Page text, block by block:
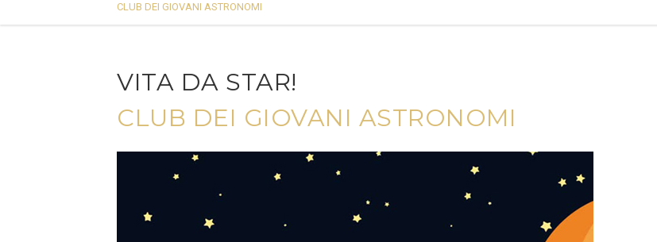
CLUB DEI GIOVANI ASTRONOMI
VITA DA STAR!
CLUB DEI GIOVANI ASTRONOMI